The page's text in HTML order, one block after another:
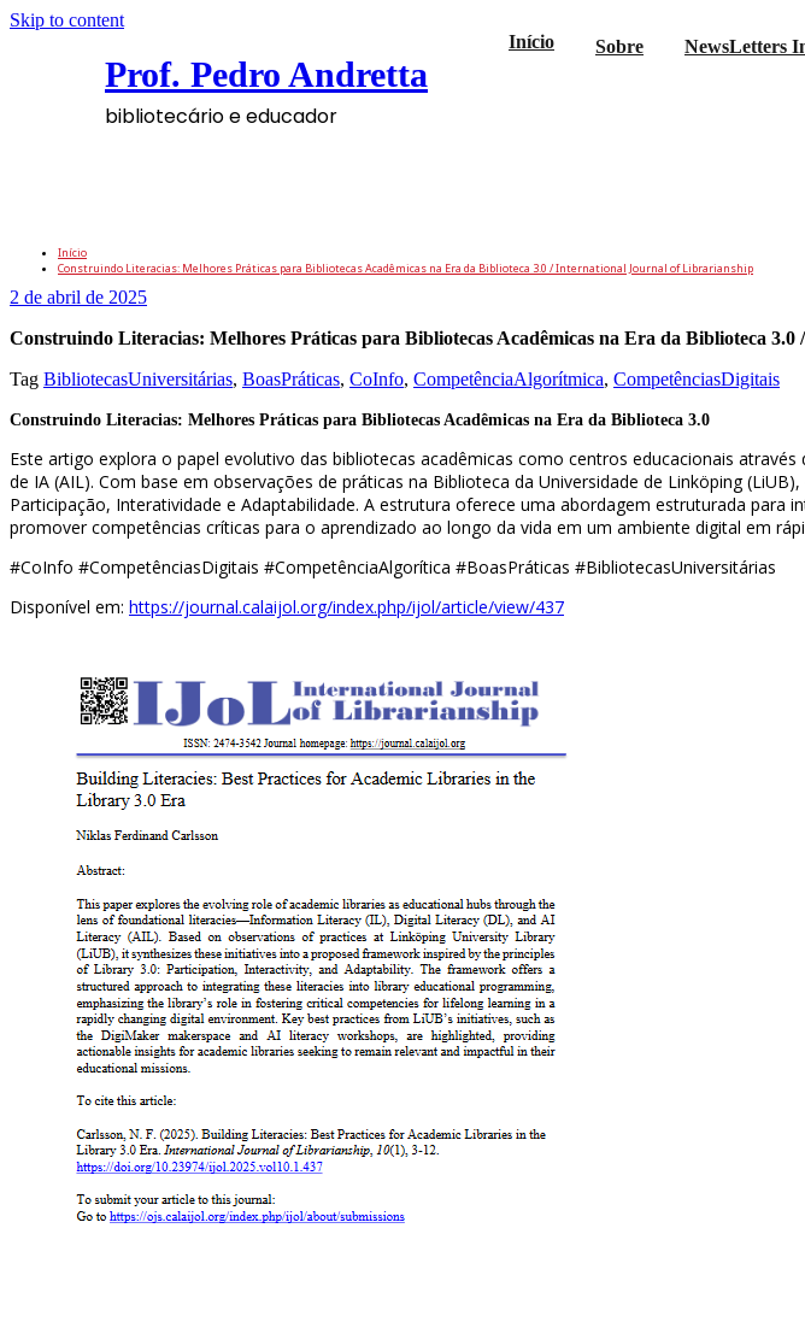
Skip to content
Prof. Pedro Andretta
bibliotecário e educador
Início Sobre NewsLetters
Início
Construindo Literacias: Melhores Práticas para Bibliotecas Acadêmicas na Era da Biblioteca 3.0 / International Journal of Librarianship
2 de abril de 2025
Construindo Literacias: Melhores Práticas para Bibliotecas Acadêmicas na Era da Biblioteca
Tag BibliotecasUniversitárias, BoasPráticas, CoInfo, CompetênciaAlgorítmica, CompetênciasDigitais
Construindo Literacias: Melhores Práticas para Bibliotecas Acadêmicas na Era da Biblioteca 3.0
Este artigo explora o papel evolutivo das bibliotecas acadêmicas como centros educacionais
de IA (AIL). Com base em observações de práticas na Biblioteca da Universidade de Linköping
Participação, Interatividade e Adaptabilidade. A estrutura oferece uma abordagem estruturada
promover competências críticas para o aprendizado ao longo da vida em um ambiente digital em
#CoInfo #CompetênciasDigitais #CompetênciaAlgorítica #BoasPráticas #BibliotecasUniversitárias
Disponível em: https://journal.calaijol.org/index.php/ijol/article/view/437